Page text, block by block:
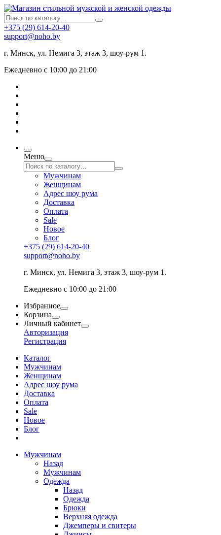
+375 (29) 614-20-40
support@noho.by
г. Минск, ул. Немига 3, этаж 3, шоу-рум 1.
Ежедневно с 10:00 до 21:00
Меню
Мужчинам
Женщинам
Адрес шоу рума
Доставка
Оплата
Sale
Новое
Блог
+375 (29) 614-20-40
support@noho.by
г. Минск, ул. Немига 3, этаж 3, шоу-рум 1.
Ежедневно с 10:00 до 21:00
Избранное
Корзина
Личный кабинет
Авторизация
Регистрация
Каталог
Мужчинам
Женщинам
Адрес шоу рума
Доставка
Оплата
Sale
Новое
Блог
Мужчинам
Назад
Мужчинам
Одежда
Назад
Одежда
Брюки
Верхняя одежда
Джемперы и свитеры